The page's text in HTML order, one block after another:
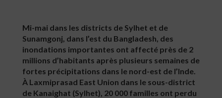
Mi-mai dans les districts de Sylhet et de
Sunamgonj, dans l’est du Bangladesh, des
inondations importantes ont affecté près de 2
millions d’habitants après plusieurs semaines de
fortes précipitations dans le nord-est de l’Inde.
À Laxmiprasad East Union dans le sous-district
de Kanaighat (Sylhet), 20 000 familles ont perdu